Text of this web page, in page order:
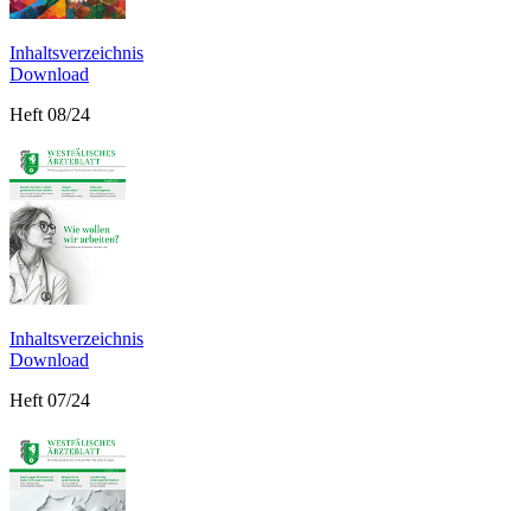
Inhaltsverzeichnis
Download
Heft 08/24
Inhaltsverzeichnis
Download
Heft 07/24